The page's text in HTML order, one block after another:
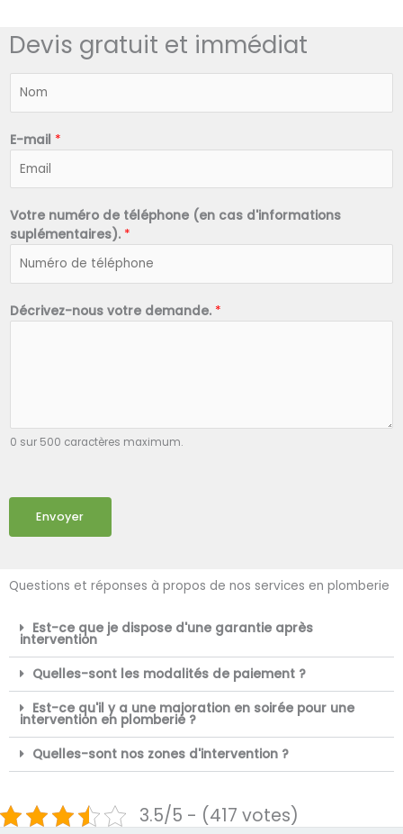
Devis gratuit et immédiat
*
E-mail *
Votre numéro de téléphone (en cas d'informations
suplémentaires). *
Décrivez-nous votre demande. *
0 sur 500 caractères maximum.
Envoyer
Questions et réponses à propos de nos services en plomberie
Est-ce que je dispose d'une garantie après
intervention
Quelles-sont les modalités de paiement ?
Est-ce qu'il y a une majoration en soirée pour une
intervention en plomberie ?
Quelles-sont nos zones d'intervention ?
3.5/5 - (417 votes)